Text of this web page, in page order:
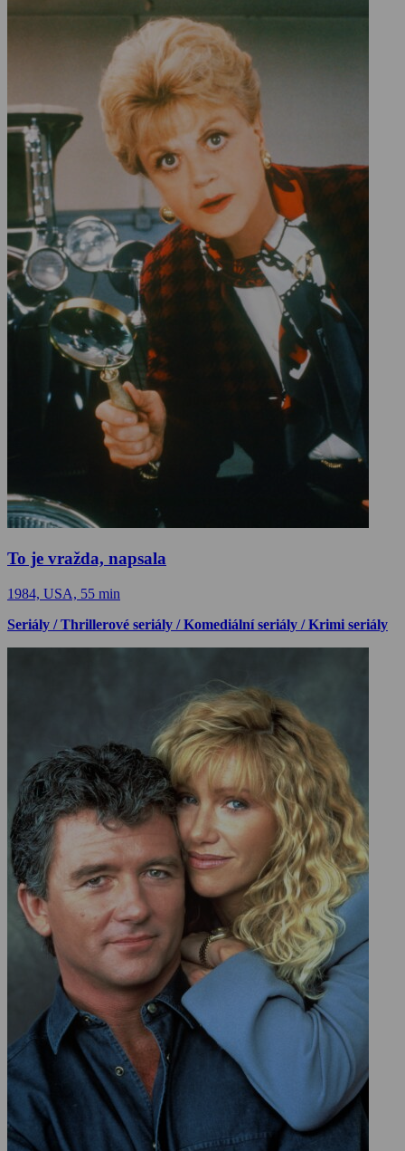
To je vražda, napsala
1984, USA, 55 min
Seriály / Thrillerové seriály / Komediální seriály / Krimi seriály